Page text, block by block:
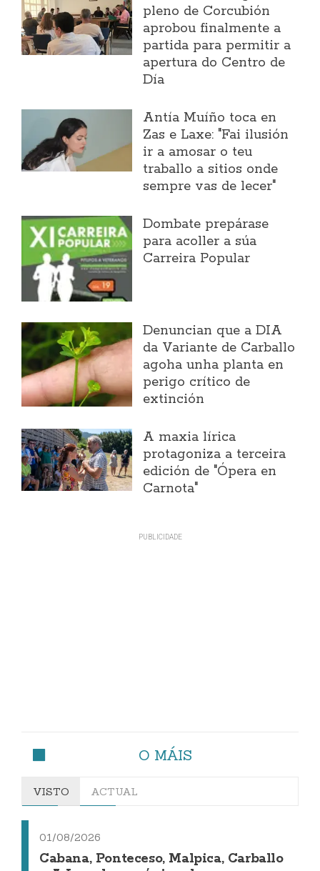
pleno de Corcubión
aprobou finalmente a
partida para permitir a
apertura do Centro de
Día
Antía Muíño toca en
Zas e Laxe: "Fai ilusión
ir a amosar o teu
traballo a sitios onde
sempre vas de lecer"
Dombate prepárase
para acoller a súa
Carreira Popular
Denuncian que a DIA
da Variante de Carballo
agoha unha planta en
perigo crítico de
extinción
A maxia lírica
protagoniza a terceira
edición de "Ópera en
Carnota"
O MÁIS
VISTO ACTUAL
01/08/2026
Cabana, Ponteceso, Malpica, Carballo